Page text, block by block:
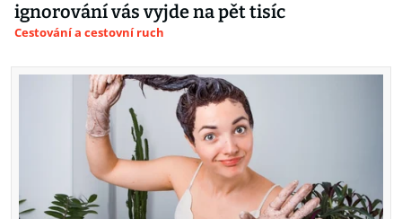
ignorování vás vyjde na pět tisíc
Cestování a cestovní ruch